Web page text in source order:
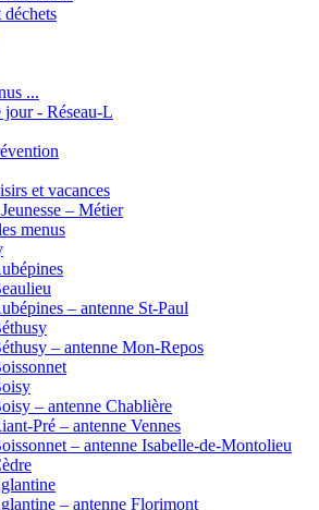
déchets
...
jour - Réseau-L
et vacances
– Métier
menus
– antenne St-Paul
– antenne Mon-Repos
– antenne Chablière
Pré – antenne Vennes
– antenne Isabelle-de-Montolieu
– antenne Florimont